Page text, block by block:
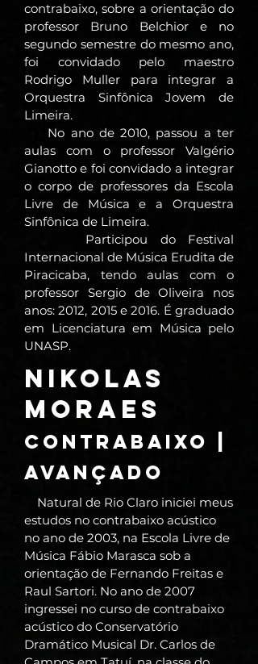
contrabaixo, sobre a orientação do
professor Bruno Belchior e no
segundo semestre do mesmo ano,
foi convidado pelo maestro
Rodrigo Muller para integrar a
Orquestra Sinfônica Jovem de
Limeira.
No ano de 2010, passou a ter
aulas com o professor Valgério
Gianotto e foi convidado a integrar
o corpo de professores da Escola
Livre de Música e a Orquestra
Sinfônica de Limeira.
Participou do Festival
Internacional de Música Erudita de
Piracicaba, tendo aulas com o
professor Sergio de Oliveira nos
anos: 2012, 2015 e 2016. É graduado
em Licenciatura em Música pelo
UNASP.
NIKOLAS
MORAES
CONTRABAIXO |
AVANÇADO
Natural de Rio Claro iniciei meus
estudos no contrabaixo acústico
no ano de 2003, na Escola Livre de
Música Fábio Marasca sob a
orientação de Fernando Freitas e
Raul Sartori. No ano de 2007
ingressei no curso de contrabaixo
acústico do Conservatório
Dramático Musical Dr. Carlos de